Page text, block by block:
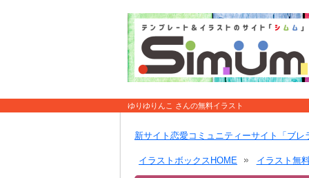
ゆりゆりんこ さんの無料イラスト
新サイト恋愛コミュニティーサイト「ブレ
イラストボックスHOME イラスト無